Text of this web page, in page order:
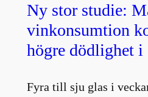
Ny stor studie:
vinkonsumtion
högre dödlighet i
Fyra till sju glas i